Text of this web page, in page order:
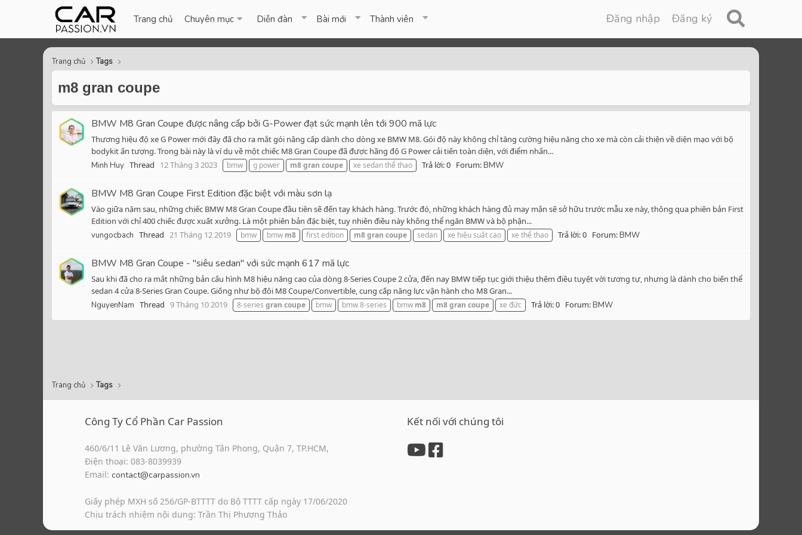
Trang chủ Chuyên mục Diễn đàn Bài mới Thành viên Đăng nhập Đăng ký
Trang chủ Tags
m8 gran coupe
BMW M8 Gran Coupe được nâng cấp bởi G-Power đạt sức mạnh lên tới 900 mã lực
Thương hiệu độ xe G Power mới đây đã cho ra mắt gói nâng cấp dành cho dòng xe BMW M8. Gói độ này không chỉ tăng cường hiệu năng cho xe mà còn cải thiện về diện mạo với bộ
bodykit ấn tượng. Trong bài này là ví dụ về một chiếc M8 Gran Coupe đã được hãng độ G Power cải tiến toàn diện, với điểm nhấn...
Minh Huy Thread 12 Tháng 3 2023 bmw g power m8gran coupe xe sedan thể thao Trả lời: 0 Forum:BMW
BMW M8 Gran Coupe First Edition đặc biệt với màu sơn lạ
Vào giữa năm sau, những chiếc BMW M8 Gran Coupe đầu tiên sẽ đến tay khách hàng. Trước đó, những khách hàng đủ may mắn sẽ sở hữu trước mẫu xe này, thông qua phiên bản First
Edition với chỉ 400 chiếc được xuất xưởng. Là một phiên bản đặc biệt, tuy nhiên điều này không thể ngăn BMW và bộ phận...
vungocbach Thread 21 Tháng 12 2019 bmw bmw m8 first edition m8gran coupe sedan xe hiệu suất cao xe thể thao Trả lời: 0 Forum:BMW
BMW M8 Gran Coupe - "siêu sedan" với sức mạnh 617 mã lực
Sau khi đã cho ra mắt những bản cấu hình M8 hiệu năng cao của dòng 8-Series Coupe 2 cửa, đến nay BMW tiếp tục giới thiệu thêm điều tuyệt vời tương tự, nhưng là dành cho biến thể
sedan 4 cửa 8-Series Gran Coupe. Giống như bộ đôi M8 Coupe/Convertible, cung cấp năng lực vận hành cho M8 Gran...
NguyenNam Thread 9 Tháng 10 2019 8-series gran coupe bmw bmw 8-series bmw m8 m8gran coupe xe đức Trả lời: 0 Forum:BMW
Trang chủ Tags
Công Ty Cổ Phần Car Passion
460/6/11 Lê Văn Lương, phường Tân Phong, Quận 7, TP.HCM,
Điện thoại: 083-8039939
Email: contact@carpassion.vn
Giấy phép MXH số 256/GP-BTTTT do Bộ TTTT cấp ngày 17/06/2020
Chịu trách nhiệm nội dung: Trần Thị Phương Thảo
Kết nối với chúng tôi